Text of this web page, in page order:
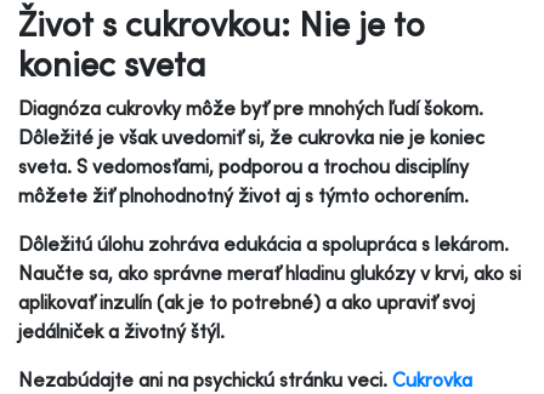
Život s cukrovkou: Nie je to
koniec sveta
Diagnóza cukrovky môže byť pre mnohých ľudí šokom.
Dôležité je však uvedomiť si, že cukrovka nie je koniec
sveta. S vedomosťami, podporou a trochou disciplíny
môžete žiť plnohodnotný život aj s týmto ochorením.
Dôležitú úlohu zohráva edukácia a spolupráca s lekárom.
Naučte sa, ako správne merať hladinu glukózy v krvi, ako si
aplikovať inzulín (ak je to potrebné) a ako upraviť svoj
jedálniček a životný štýl.
Nezabúdajte ani na psychickú stránku veci. Cukrovka